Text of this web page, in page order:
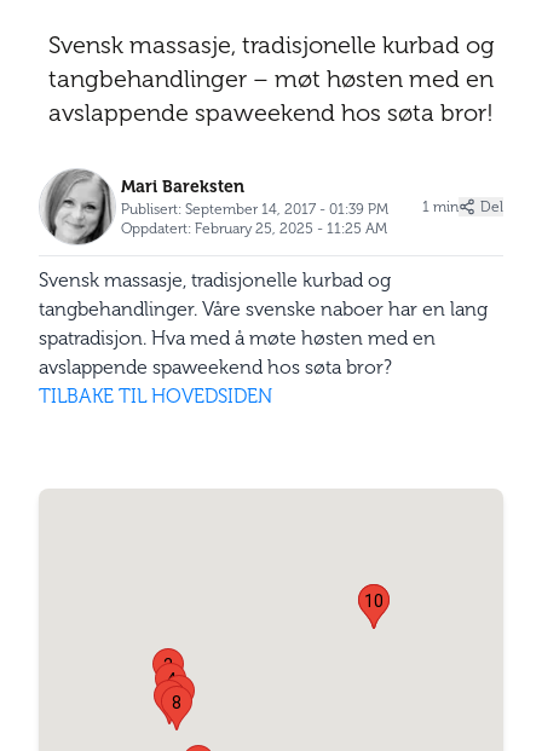
Storby
Trender
Svensk massasje, tradisjonelle kurbad og
tangbehandlinger – møt høsten med en
avslappende spaweekend hos søta bror!
Mari Bareksten
Publisert: September 14, 2017 - 01:39 PM
Oppdatert: February 25, 2025 - 11:25 AM
1 min Del
Svensk massasje, tradisjonelle kurbad og
tangbehandlinger. Våre svenske naboer har en lang
spatradisjon. Hva med å møte høsten med en
avslappende spaweekend hos søta bror?
TILBAKE TIL HOVEDSIDEN
1
2
3
4
8
9
10